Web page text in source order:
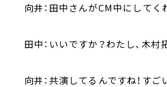
向井：田中さんがCM中にしてく
田中：いいですか？わたし、木
向井：共演してるんですね！すご